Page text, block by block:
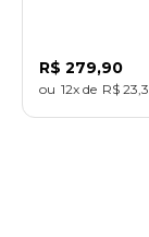
R$ 279,90
12 R$ 23